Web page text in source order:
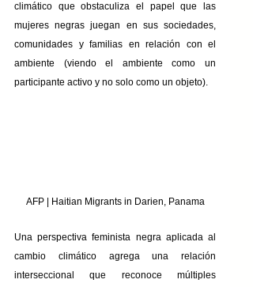
climático que obstaculiza el papel que las
mujeres negras juegan en sus sociedades,
comunidades y familias en relación con el
ambiente (viendo el ambiente como un
participante activo y no solo como un objeto).
AFP | Haitian Migrants in Darien, Panama
Una perspectiva feminista negra aplicada al
cambio climático agrega una relación
interseccional que reconoce múltiples